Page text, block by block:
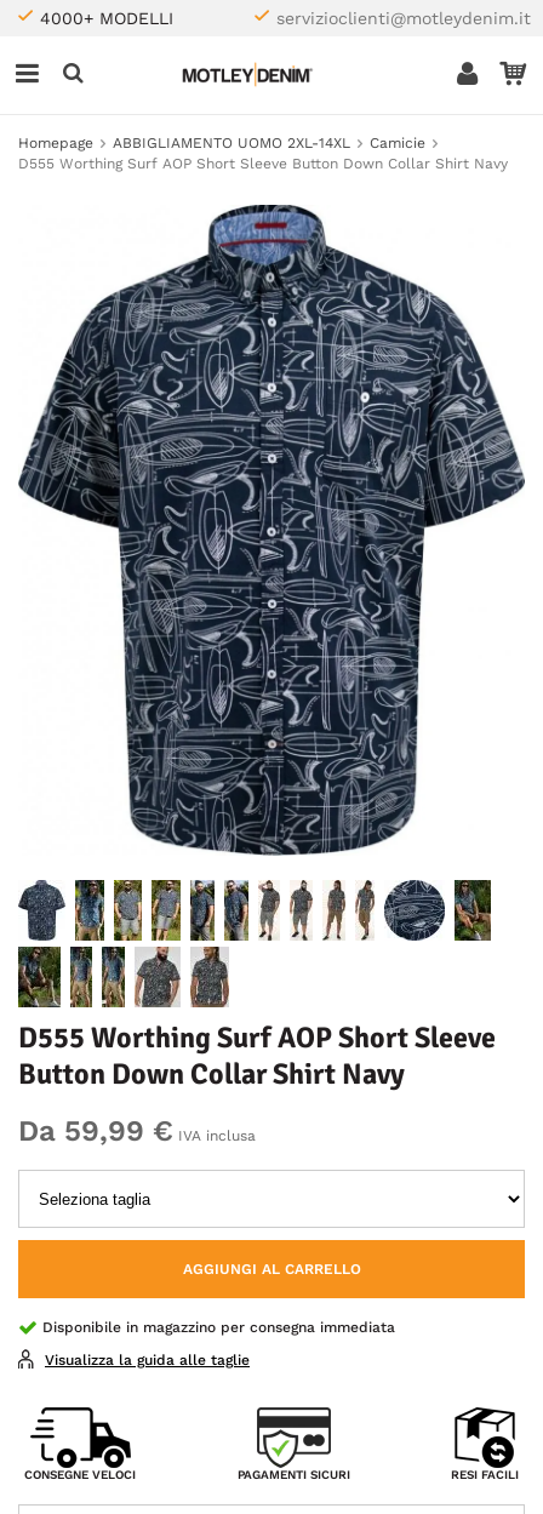
4000+ MODELLI servizioclienti@motleydenim.it
Homepage ABBIGLIAMENTO UOMO 2XL-14XL
Camicie
D555 Worthing Surf AOP Short Sleeve Button Down Collar Shirt Navy
D555 Worthing Surf AOP Short Sleeve
Button Down Collar Shirt Navy
Da 59,99 € IVA inclusa
AGGIUNGI AL CARRELLO
Disponibile in magazzino per consegna immediata
Visualizza la guida alle taglie
CONSEGNE VELOCI PAGAMENTI SICURI RESI FACILI